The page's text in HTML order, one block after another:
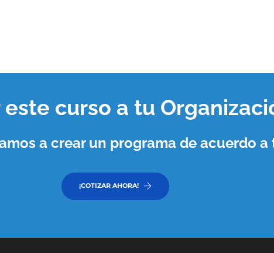
este curso a tu
a crear un programa de acuerdo a
¡COTIZAR AHORA!